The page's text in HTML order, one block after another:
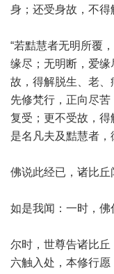
身；还受身故，不得
“若黠慧者无明所覆
缘尽；无明断，爱
故，得解脱生、老
先修梵行，正向尽
复受；更不受故，得
是名凡夫及黠慧者
佛说此经已，诸比丘
如是我闻：一时，佛
尔时，世尊告诸比丘
六触入处，本修行愿